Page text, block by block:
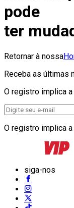
pode
ter
Retornar à nossa
Receba as últimas
O registro implica
O registro implica
siga-nos